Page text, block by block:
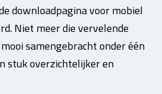
downloadpagina voor mobiel
Niet meer die vervelende
samengebracht onder één
stuk overzichtelijker en